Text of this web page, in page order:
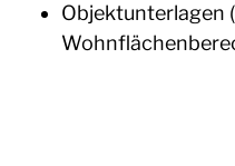
Objektunterlagen